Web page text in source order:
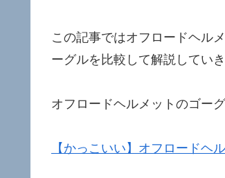
この記事ではオフロードヘル
ーグルを比較して解説していき
オフロードヘルメットのゴー
【かっこいい】オフロードヘ